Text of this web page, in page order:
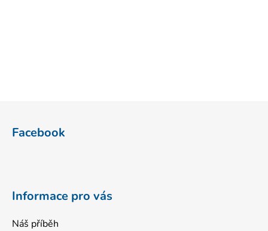
Facebook
Informace pro vás
Náš příběh